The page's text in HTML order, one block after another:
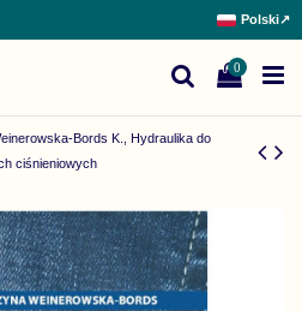
Polski↗
0
Bords K., Hydraulika do
ciśnieniowych